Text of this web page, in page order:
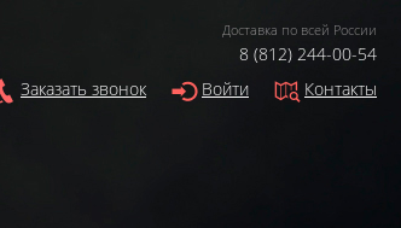
Доставка по всей России
8 (812) 244-00-54
Заказать звонок
Войти Контакты